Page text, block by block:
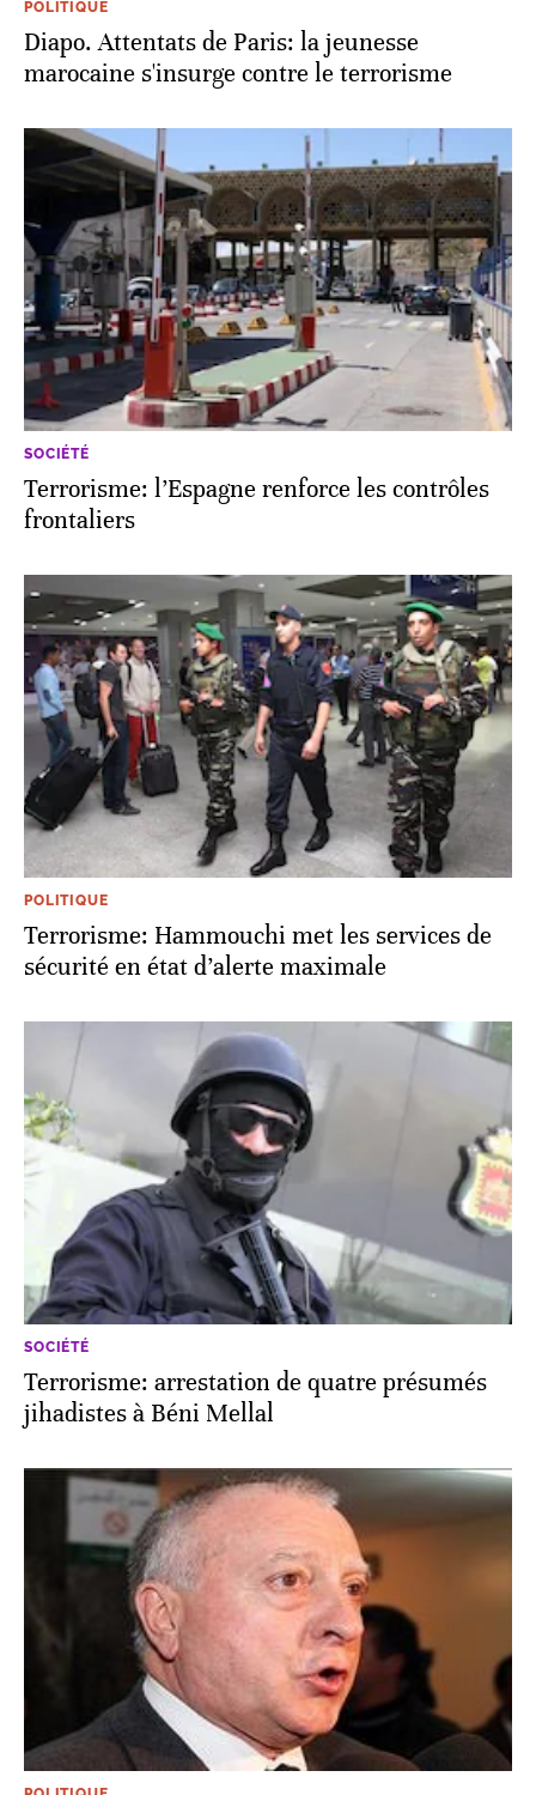
POLITIQUE
Diapo. Attentats de Paris: la jeunesse
marocaine s'insurge contre le terrorisme
SOCIÉTÉ
Terrorisme: l’Espagne renforce les contrôles
frontaliers
POLITIQUE
Terrorisme: Hammouchi met les services de
sécurité en état d’alerte maximale
SOCIÉTÉ
Terrorisme: arrestation de quatre présumés
jihadistes à Béni Mellal